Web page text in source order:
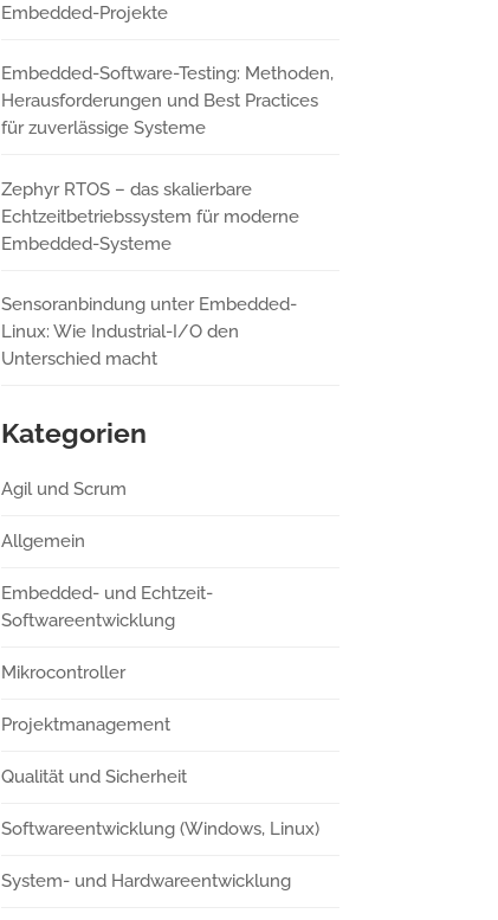
Embedded-Projekte
Embedded-Software-Testing: Methoden,
Herausforderungen und Best Practices
für zuverlässige Systeme
Zephyr RTOS – das skalierbare
Echtzeitbetriebssystem für moderne
Embedded-Systeme
Sensoranbindung unter Embedded-
Linux: Wie Industrial-I/O den
Unterschied macht
Kategorien
Agil und Scrum
Allgemein
Embedded- und Echtzeit-
Softwareentwicklung
Mikrocontroller
Projektmanagement
Qualität und Sicherheit
Softwareentwicklung (Windows, Linux)
System- und Hardwareentwicklung